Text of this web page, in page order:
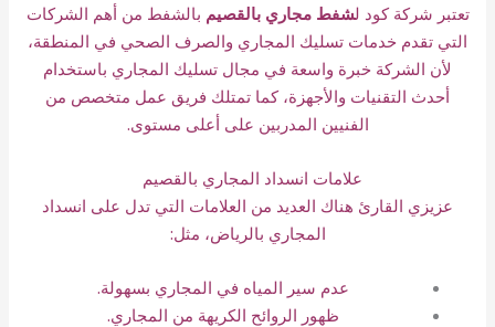
تعتبر شركة كود لشفط مجاري بالقصيم بالشفط من أهم الشركات
التي تقدم خدمات تسليك المجاري والصرف الصحي في المنطقة،
لأن الشركة خبرة واسعة في مجال تسليك المجاري باستخدام
أحدث التقنيات والأجهزة، كما تمتلك فريق عمل متخصص من
الفنيين المدربين على أعلى مستوى.
علامات انسداد المجاري بالقصيم
عزيزي القارئ هناك العديد من العلامات التي تدل على انسداد
المجاري بالرياض، مثل:
عدم سير المياه في المجاري بسهولة.
ظهور الروائح الكريهة من المجاري.